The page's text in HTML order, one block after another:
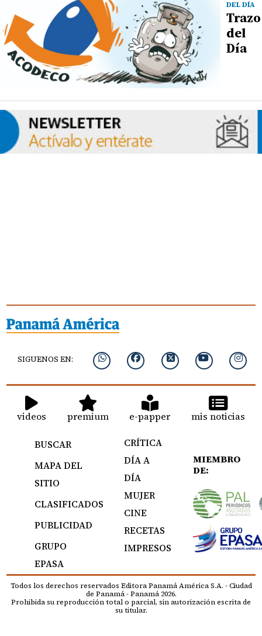
DEL DÍA
Trazo
del
Día
SIGUENOS EN:
videos premium e-papper mis noticias
BUSCAR
MAPA DEL
SITIO
CLASIFICADOS
PUBLICIDAD
GRUPO
EPASA
CRÍTICA
DÍA A
DÍA
MUJER
CINE
RECETAS
IMPRESOS
MIEMBRO
DE:
Todos los derechos reservados Editora Panamá América S.A. - Ciudad
de Panamá - Panamá 2026.
Prohibida su reproducción total o parcial, sin autorización escrita de
su titular.